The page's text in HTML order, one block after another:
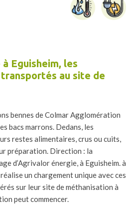
Eguisheim, les
au site de
bennes de Colmar Agglomération
bacs marrons. Dedans, les
restes alimentaires, crus ou cuits,
préparation. Direction : la
d’Agrivalor énergie, à Eguisheim. à
un chargement unique avec ces
sur leur site de méthanisation à
peut commencer.